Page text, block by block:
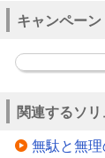
キャンペーン
関連するソ
無駄と無